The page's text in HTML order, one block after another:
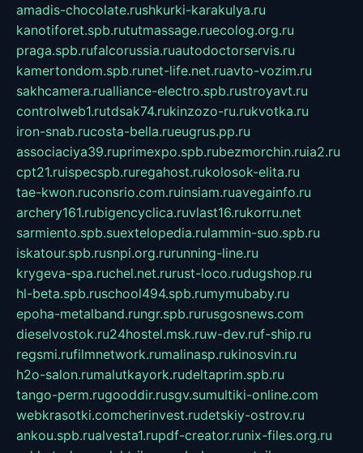
amadis-chocolate.rushkurki-karakulya.ru
kanotiforet.spb.rututmassage.ruecolog.org.ru
praga.spb.rufalcorussia.ruautodoctorservis.ru
kamertondom.spb.runet-life.net.ruavto-vozim.ru
sakhcamera.rualliance-electro.spb.rustroyavt.ru
controlweb1.rutdsak74.rukinzozo-ru.rukvotka.ru
iron-snab.rucosta-bella.rueugrus.pp.ru
associaciya39.ruprimexpo.spb.rubezmorchin.ruia2.ru
cpt21.ruispecspb.ruregahost.rukolosok-elita.ru
tae-kwon.ruconsrio.com.ruinsiam.ruavegainfo.ru
archery161.rubigencyclica.ruvlast16.rukorru.net
sarmiento.spb.suextelopedia.rulammin-suo.spb.ru
iskatour.spb.rusnpi.org.rurunning-line.ru
krygeva-spa.ruchel.net.rurust-loco.rudugshop.ru
hl-beta.spb.ruschool494.spb.rumymubaby.ru
epoha-metalband.rungr.spb.rurusgosnews.com
dieselvostok.ru24hostel.msk.ruw-dev.ruf-ship.ru
regsmi.rufilmnetwork.rumalinasp.rukinosvin.ru
h2o-salon.rumalutkayork.rudeltaprim.spb.ru
tango-perm.rugooddir.rusgv.sumultiki-online.com
webkrasotki.comcherinvest.rudetskiy-ostrov.ru
ankou.spb.rualvesta1.rupdf-creator.runix-files.org.ru